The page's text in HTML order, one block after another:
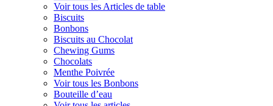
Voir tous les Articles de table
Biscuits
Bonbons
Biscuits au Chocolat
Chewing Gums
Chocolats
Menthe Poivrée
Voir tous les Bonbons
Bouteille d’eau